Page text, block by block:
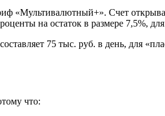
«Мультивалютный+». Счет
на остаток в размере 7,5%,
75 тыс. руб. в день, для
что: